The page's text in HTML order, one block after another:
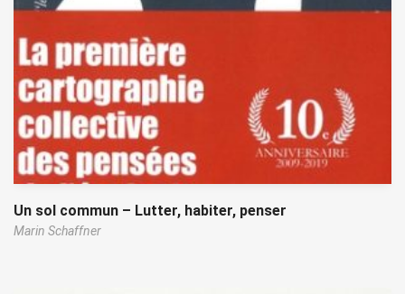
Un sol commun – Lutter, habiter, penser
Marin Schaffner